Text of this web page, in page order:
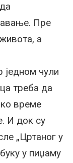
Пре
а
једном чули
треба да
време
И док су
„Цртаног у
у пиџаму